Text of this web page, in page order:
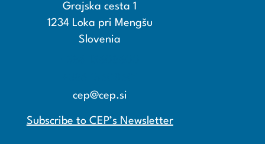
Grajska cesta 1
1234 Loka pri Mengšu
Slovenia
cep@cep.si
Subscribe to CEP’s Newsletter